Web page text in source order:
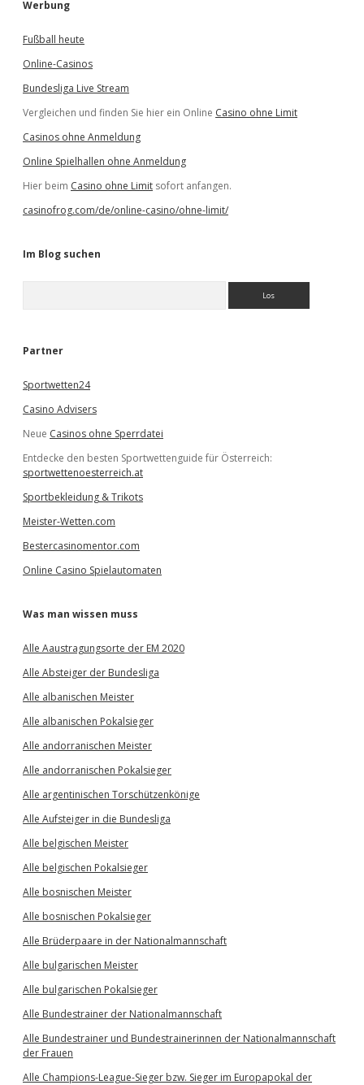
Werbung
Fußball heute
Online-Casinos
Bundesliga Live Stream
Vergleichen und finden Sie hier ein Online Casino ohne Limit
Casinos ohne Anmeldung
Online Spielhallen ohne Anmeldung
Hier beim Casino ohne Limit sofort anfangen.
casinofrog.com/de/online-casino/ohne-limit/
Im Blog suchen
e
Partner
Sportwetten24
Casino Advisers
Neue Casinos ohne Sperrdatei
Entdecke den besten Sportwettenguide für Österreich:
sportwettenoesterreich.at
Sportbekleidung & Trikots
Meister-Wetten.com
Bestercasinomentor.com
Online Casino Spielautomaten
Was man wissen muss
Alle Aaustragungsorte der EM 2020
Alle Absteiger der Bundesliga
Alle albanischen Meister
Alle albanischen Pokalsieger
Alle andorranischen Meister
Alle andorranischen Pokalsieger
Alle argentinischen Torschützenkönige
Alle Aufsteiger in die Bundesliga
Alle belgischen Meister
Alle belgischen Pokalsieger
Alle bosnischen Meister
Alle bosnischen Pokalsieger
Alle Brüderpaare in der Nationalmannschaft
Alle bulgarischen Meister
Alle bulgarischen Pokalsieger
Alle Bundestrainer der Nationalmannschaft
Alle Bundestrainer und Bundestrainerinnen der Nationalmannschaft
der Frauen
Alle Champions-League-Sieger bzw. Sieger im Europapokal der